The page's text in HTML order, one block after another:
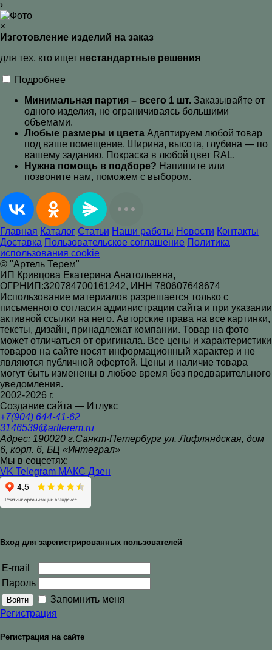
›
×
Изготовление изделий на заказ
для тех, кто ищет нестандартные решения
Подробнее
Минимальная партия – всего 1 шт. Заказывайте от
одного изделия, не ограничиваясь большими
объемами.
Любые размеры и цвета Адаптируем любой товар
под ваше помещение. Ширина, высота, глубина — по
вашему заданию. Покраска в любой цвет RAL.
Нужна помощь в подборе? Напишите или
позвоните нам, поможем с выбором.
Главная Каталог Статьи Наши работы Новости Контакты
Доставка Пользовательское соглашение Политика
использования cookie
© "Артель Терем"
ИП Кривцова Екатерина Анатольевна,
ОГРНИП:320784700161242, ИНН 780607648674
Использование материалов разрешается только с
письменного согласия администрации сайта и при указании
активной ссылки на него. Авторские права на все картинки,
тексты, дизайн, принадлежат компании. Товар на фото
может отличаться от оригинала. Все цены и характеристики
товаров на сайте носят информационный характер и не
являются публичной офертой. Цены и наличие товара
могут быть изменены в любое время без предварительного
уведомления.
2002-2026 г.
Создание сайта — Итлукс
+7(904) 644-41-62
3146539@artterem.ru
Адрес: 190020 г.Санкт-Петербург ул. Лифляндская, дом
6, корп. 6, БЦ «Интеграл»
Мы в соцсетях:
VK Telegram МАКС Дзен
Вход для зарегистрированных пользователей
E-mail
Пароль
Запомнить меня
Регистрация
Регистрация на сайте